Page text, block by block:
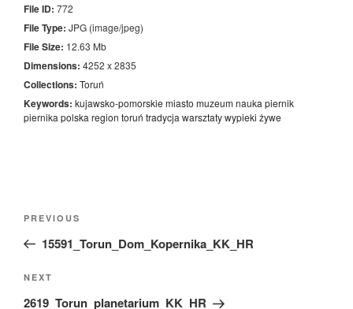
File ID: 772
File Type: JPG (image/jpeg)
File Size: 12.63 Mb
Dimensions: 4252 x 2835
Collections: Toruń
Keywords: kujawsko-pomorskie miasto muzeumnauka piernik
piernika polska region toruń tradycja warsztatywypieki żywe
Previous
Post
PREVIOUS
15591_Torun_Dom_Kopernika_KK_HR
Next
Post
NEXT
2619_Torun_planetarium_KK_HR